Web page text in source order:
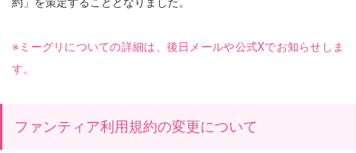
約」を策定することとなりました。
※ミーグリについての詳細は、後日メールや公式Xでお知らせしま
す。
ファンティア利用規約の変更について